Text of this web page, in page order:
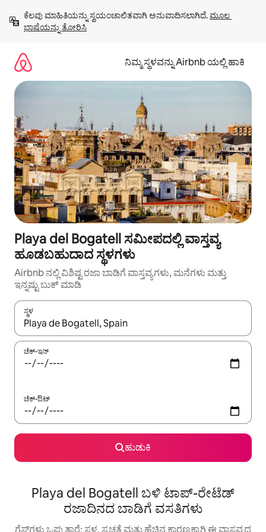
ಹೋಗಿ
ಕೆಲವು ಮಾಹಿತಿಯನ್ನು ಸ್ವಯಂಚಾಲಿತವಾಗಿ ಅನುವಾದಿಸಲಾಗಿದೆ. ಮೂಲ
ಭಾಷೆಯನ್ನು ತೋರಿಸಿ
ನಿಮ್ಮ ಸ್ಥಳವನ್ನು Airbnb ಯಲ್ಲಿ ಹಾಕಿ
Playa del Bogatell ಸಮೀಪದಲ್ಲಿ ವಾಸ್ತವ್ಯ
ಹೂಡಬಹುದಾದ ಸ್ಥಳಗಳು
Airbnb ನಲ್ಲಿ ವಿಶಿಷ್ಟ ರಜಾ ಬಾಡಿಗೆ ವಾಸ್ತವ್ಯಗಳು, ಮನೆಗಳು ಮತ್ತು
ಇನ್ನಷ್ಟು ಬುಕ್ ಮಾಡಿ
ಸ್ಥಳ
ಫಲಿತಾಂಶಗಳು ಲಭ್ಯವಿರುವಾಗ, ಅಪ್ ಮತ್ತು ಡೌನ್ ಬಾಣದ ಕೀಲಿಗಳೊಂದಿಗೆ
ಚೆಕ್-ಇನ್
ಚೆಕ್-ಔಟ್
ಹುಡುಕಿ
Playa del Bogatell ಬಳಿ ಟಾಪ್-ರೇಟೆಡ್
ರಜಾದಿನದ ಬಾಡಿಗೆ ವಸತಿಗಳು
ಗೆಸ್ಟ್‌ಗಳು ಒಪ್ಪುತ್ತಾರೆ: ಸ್ಥಳ, ಸ್ವಚ್ಛತೆ ಮತ್ತು ಹೆಚ್ಚಿನ ಕಾರಣಕ್ಕಾಗಿ ಈ ವಾಸ್ತವ್ಯದ